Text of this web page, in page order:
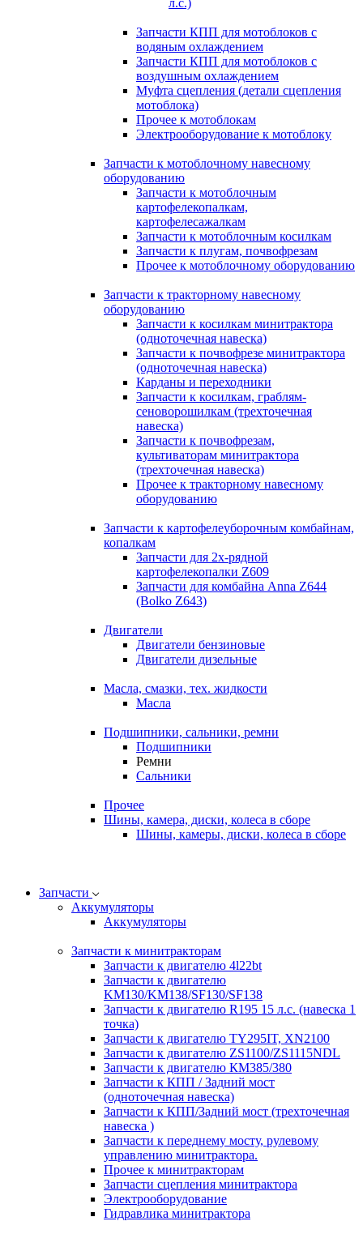
Запчасти КПП для мотоблоков с
водяным охлаждением
Запчасти КПП для мотоблоков с
воздушным охлаждением
Муфта сцепления (детали сцепления
мотоблока)
Прочее к мотоблокам
Электрооборудование к мотоблоку
Запчасти к мотоблочному навесному
оборудованию
Запчасти к мотоблочным
картофелекопалкам,
картофелесажалкам
Запчасти к мотоблочным косилкам
Запчасти к плугам, почвофрезам
Прочее к мотоблочному оборудованию
Запчасти к тракторному навесному
оборудованию
Запчасти к косилкам минитрактора
(одноточечная навеска)
Запчасти к почвофрезе минитрактора
(одноточечная навеска)
Карданы и переходники
Запчасти к косилкам, граблям-
сеноворошилкам (трехточечная
навеска)
Запчасти к почвофрезам,
культиваторам минитрактора
(трехточечная навеска)
Прочее к тракторному навесному
оборудованию
Запчасти к картофелеуборочным комбайнам,
копалкам
Запчасти для 2х-рядной
картофелекопалки Z609
Запчасти для комбайна Anna Z644
(Bolko Z643)
Двигатели
Двигатели бензиновые
Двигатели дизельные
Масла, смазки, тех. жидкости
Масла
Подшипники, сальники, ремни
Подшипники
Ремни
Сальники
Прочее
Шины, камера, диски, колеса в сборе
Шины, камеры, диски, колеса в сборе
Запчасти
Аккумуляторы
Аккумуляторы
Запчасти к минитракторам
Запчасти к двигателю 4l22bt
Запчасти к двигателю
KM130/KM138/SF130/SF138
Запчасти к двигателю R195 15 л.с. (навеска 1
точка)
Запчасти к двигателю TY295IT, XN2100
Запчасти к двигателю ZS1100/ZS1115NDL
Запчасти к двигателю КМ385/380
Запчасти к КПП / Задний мост
(одноточечная навеска)
Запчасти к КПП/Задний мост (трехточечная
навеска )
Запчасти к переднему мосту, рулевому
управлению минитрактора.
Прочее к минитракторам
Запчасти сцепления минитрактора
Электрооборудование
Гидравлика минитрактора